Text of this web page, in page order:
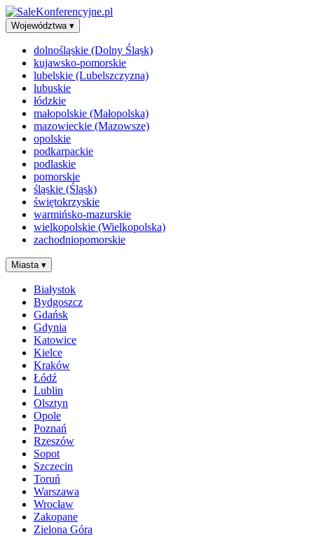
Województwa ▾
dolnośląskie (Dolny Śląsk)
kujawsko-pomorskie
lubelskie (Lubelszczyzna)
lubuskie
łódzkie
małopolskie (Małopolska)
mazowieckie (Mazowsze)
opolskie
podkarpackie
podlaskie
pomorskie
śląskie (Śląsk)
świętokrzyskie
warmińsko-mazurskie
wielkopolskie (Wielkopolska)
zachodniopomorskie
Miasta ▾
Białystok
Bydgoszcz
Gdańsk
Gdynia
Katowice
Kielce
Kraków
Łódź
Lublin
Olsztyn
Opole
Poznań
Rzeszów
Sopot
Szczecin
Toruń
Warszawa
Wrocław
Zakopane
Zielona Góra